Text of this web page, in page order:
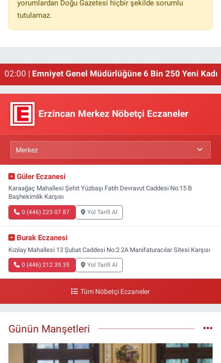
yorumlardan Doğu Gazetesi hiçbir şekilde sorumlu
tutulamaz.
02:00 | Emniyet Genel Müdürlüğüne 6 Bin 250 Yeni
Erzincan Merkez Nöbetçi Eczaneler
Güler Eczanesi
Karaağaç Mahallesi Şehit Yüzbaşı Fatih Devravut Caddesi No:15 B
Başhekimlik Karşısı
0 (446) 223 07 87 Yol Tarifi Al
Burak Eczanesi
Kızılay Mahallesi 13 Şubat Caddesi No:2 2A Manifaturacılar Sitesi Karşısı
0 (446) 212 35 35 Yol Tarifi Al
Tüm Nöbetçi Eczaneler
Günün Manşetleri